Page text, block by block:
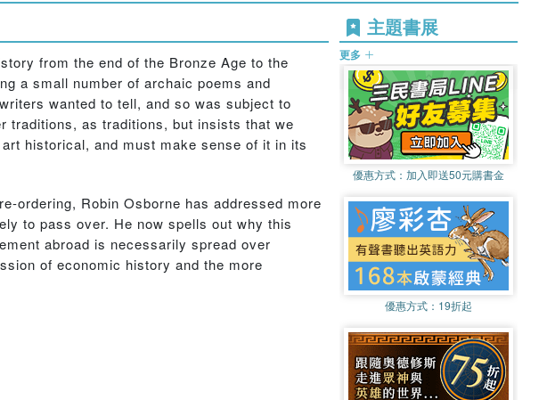
from the end of the Bronze Age to the
a small number of archaic poems and
wanted to tell, and so was subject to
traditions, as traditions, but insists that we
historical, and must make sense of it in its
ordering, Robin Osborne has addressed more
to pass over. He now spells out why this
abroad is necessarily spread over
of economic history and the more
主題書展
更多
優惠方式： 加入即送50元購書金
優惠方式： 19折起